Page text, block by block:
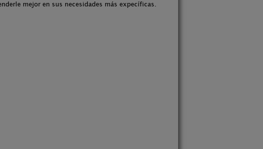
mejor en sus necesidades más expecíficas.